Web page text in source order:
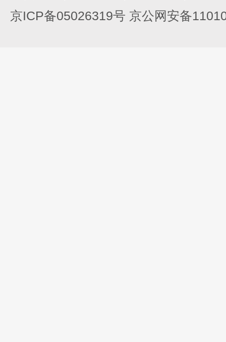
京ICP备05026319号 京公网安备